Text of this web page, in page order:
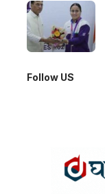
Follow US